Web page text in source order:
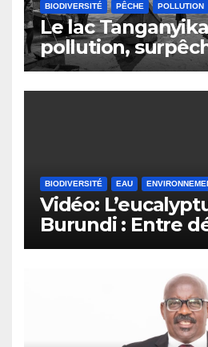
BIODIVERSITÉ PÊCHE POLLUTION
Le lac
pollution,
du secteur de la
Burundi
BIODIVERSITÉ EAU
Vidéo:
Burundi : Entre
économiques.